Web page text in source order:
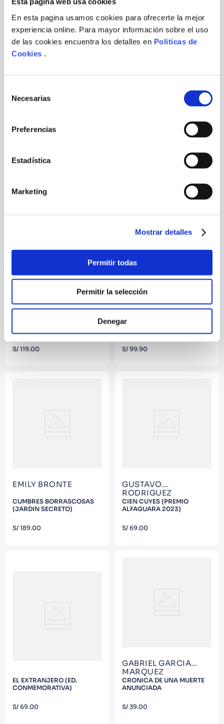
En esta pagina usamos cookies para ofrecerte la mejor
experiencia online. Para mayor información sobre el uso
de las cookies encuentra los detalles en Politicas de
Cookies .
Necesarias
Preferencias
Estadística
Marketing
Mostrar detalles
Permitir todas
Permitir la selección
Denegar
MARIO VARGAS
COMPRAR
S/ 119.00
DAN BROWN
EL ULTIMO SECRETO
S/ 99.90
EMILY BRONTE
CUMBRES BORRASCOSAS
(JARDIN SECRETO)
S/ 189.00
GUSTAVO
RODRIGUEZ
CIEN CUYES (PREMIO
ALFAGUARA 2023)
S/ 69.00
EL EXTRANJERO (ED.
CONMEMORATIVA)
S/ 69.00
GABRIEL GARCIA
MARQUEZ
CRONICA DE UNA MUERTE
ANUNCIADA
S/ 39.00